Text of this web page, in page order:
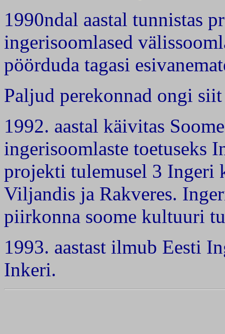
1990ndal aastal tunnistas
ingerisoomlased
pöörduda tagasi
Paljud perekonnad ongi
1992. aastal käivitas
ingerisoomlaste toetuseks
projekti tulemusel 3 Ingeri
Viljandis ja Rakveres.
piirkonna soome kultuuri
1993. aastast ilmub Eesti
Inkeri.